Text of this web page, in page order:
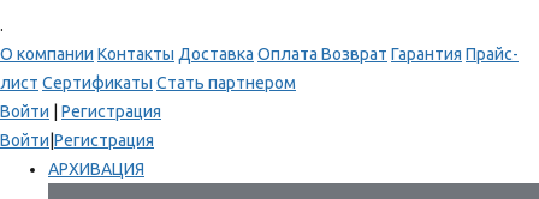
.
О компании Контакты Доставка Оплата Возврат Гарантия Прайс-
лист Сертификаты Стать партнером
Войти
Регистрация
Войти Регистрация
АРХИВАЦИЯ